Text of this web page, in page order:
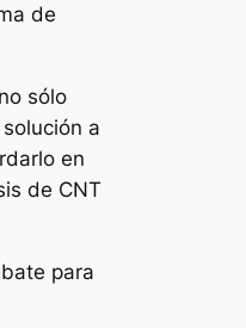
de
sólo
a
en
de CNT
para